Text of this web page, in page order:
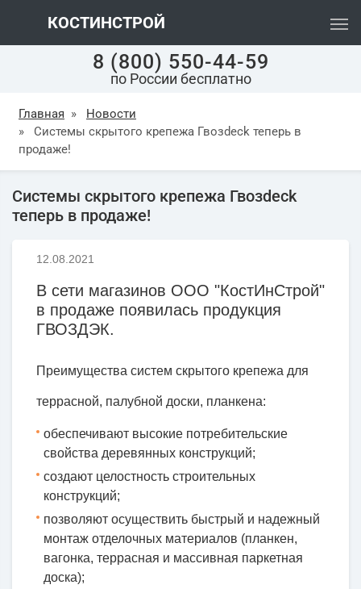
КОСТИНСТРОЙ
8 (800) 550-44-59
по России бесплатно
Главная »
Новости
»
Системы скрытого крепежа Гвозdeck теперь в
продаже!
Системы скрытого крепежа Гвозdeck
теперь в продаже!
12.08.2021
В сети магазинов ООО "КостИнСтрой"
в продаже появилась продукция
ГВОЗДЭК.
Преимущества систем скрытого крепежа для
террасной, палубной доски, планкена:
обеспечивают высокие потребительские
свойства деревянных конструкций;
создают целостность строительных
конструкций;
позволяют осуществить быстрый и надежный
монтаж отделочных материалов (планкен,
вагонка, террасная и массивная паркетная
доска);